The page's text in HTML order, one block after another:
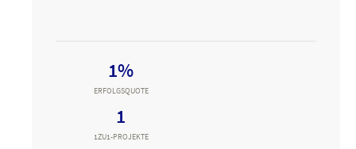
1%
ERFOLGSQUOTE
1
1ZU1-PROJEKTE